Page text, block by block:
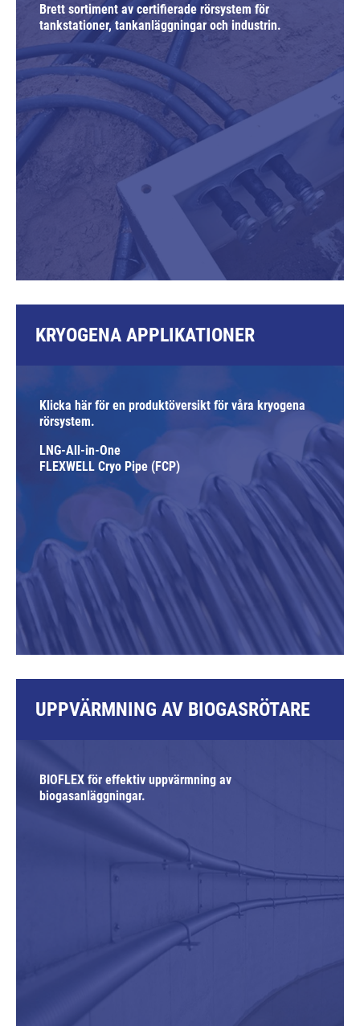
Brett sortiment av certifierade rörsystem för
tankstationer, tankanläggningar och industrin.
KRYOGENA APPLIKATIONER
Klicka här för en produktöversikt för våra kryogena
rörsystem.
LNG-All-in-One
FLEXWELL Cryo Pipe (FCP)
UPPVÄRMNING AV BIOGASRÖTARE
BIOFLEX för effektiv uppvärmning av
biogasanläggningar.